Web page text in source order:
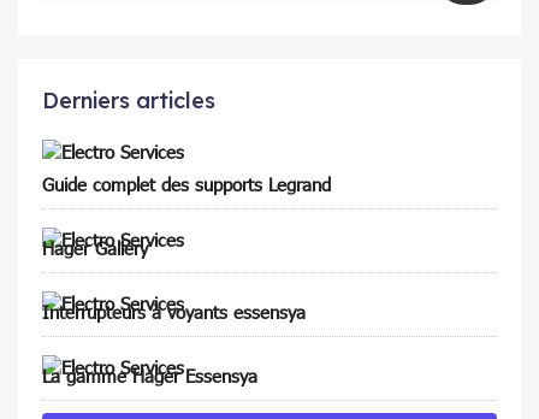
Derniers articles
Guide complet des supports Legrand
Hager Gallery
Interrupteurs à voyants essensya
La gamme Hager Essensya